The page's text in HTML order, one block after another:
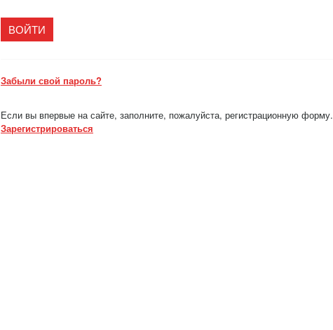
Забыли свой пароль?
Если вы впервые на сайте, заполните, пожалуйста, регистрационную форму.
Зарегистрироваться